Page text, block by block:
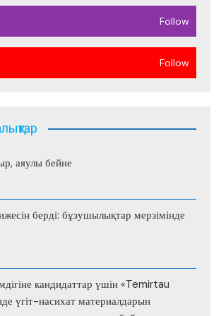
Follow
Follow
аяулы бейне
берді: бұзушылықтар мерзімінде
кандидаттар үшін «Temirtau
үгіт-насихат материалдарын